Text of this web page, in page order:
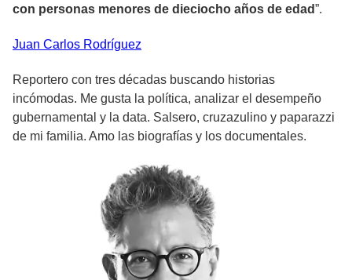
con personas menores de dieciocho años de edad”.
Juan Carlos Rodríguez
Reportero con tres décadas buscando historias
incómodas. Me gusta la política, analizar el desempeño
gubernamental y la data. Salsero, cruzazulino y paparazzi
de mi familia. Amo las biografías y los documentales.